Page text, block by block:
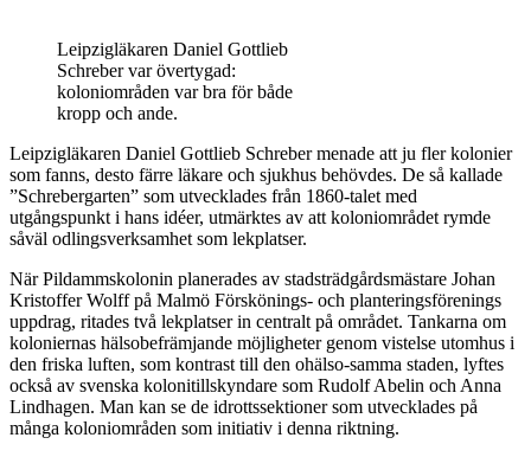
Leipzigläkaren Daniel Gottlieb
Schreber var övertygad:
koloniområden var bra för både
kropp och ande.
Leipzigläkaren Daniel Gottlieb Schreber menade att ju fler kolonier
som fanns, desto färre läkare och sjukhus behövdes. De så kallade
”Schrebergarten” som utvecklades från 1860-talet med
utgångspunkt i hans idéer, utmärktes av att koloniområdet rymde
såväl odlingsverksamhet som lekplatser.
När Pildammskolonin planerades av stadsträdgårdsmästare Johan
Kristoffer Wolff på Malmö Förskönings- och planteringsförenings
uppdrag, ritades två lekplatser in centralt på området. Tankarna om
koloniernas hälsobefrämjande möjligheter genom vistelse utomhus i
den friska luften, som kontrast till den ohälso-samma staden, lyftes
också av svenska kolonitillskyndare som Rudolf Abelin och Anna
Lindhagen. Man kan se de idrottssektioner som utvecklades på
många koloniområden som initiativ i denna riktning.